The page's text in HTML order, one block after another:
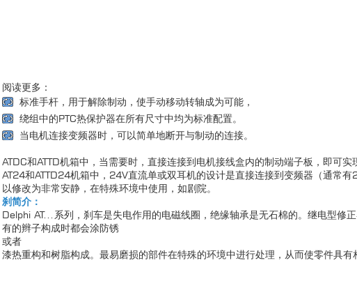
阅读更多：
标准手杆，用于解除制动，使手动移动转轴成为可能，
绕组中的PTC热保护器在所有尺寸中均为标准配置。
当电机连接变频器时，可以简单地断开与制动的连接。
ATDC和ATTD机箱中，当需要时，直接连接到电机接线盒内的制动端子板，即可实
AT24和ATTD24机箱中，24V直流单或双耳机的设计是直接连接到变频器（通常
以修改为非常安静，在特殊环境中使用，如剧院。
刹简介：
Delphi AT...系列，刹车是失电作用的电磁线圈，绝缘轴承是无石棉的。继电型修
有的辫子构成时都会涂防锈
或者
漆热重构和树脂构成。最易磨损的部件在特殊的环境中进行处理，从而使零件具有